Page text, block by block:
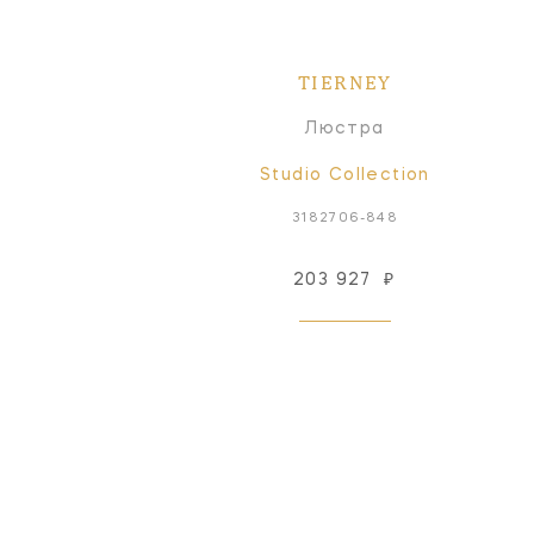
TIERNEY
Люстра
Studio Collection
3182706-848
203 927 ₽